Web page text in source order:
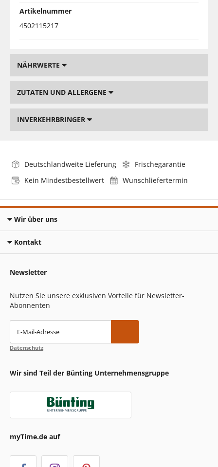
Artikelnummer
4502115217
NÄHRWERTE
ZUTATEN UND ALLERGENE
INVERKEHRBRINGER
Deutschlandweite Lieferung
Frischegarantie
Kein Mindestbestellwert
Wunschliefertermin
Wir über uns
Kontakt
Newsletter
Nutzen Sie unsere exklusiven Vorteile für Newsletter-
Abonnenten
E-Mail-Adresse
Datenschutz
Wir sind Teil der Bünting Unternehmensgruppe
myTime.de auf